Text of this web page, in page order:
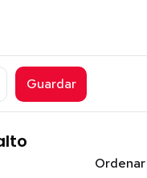
Guardar
Ordenar